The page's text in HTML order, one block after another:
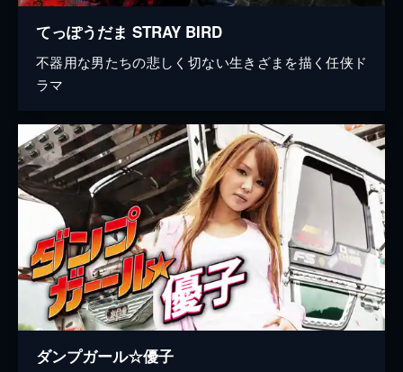
てっぽうだま STRAY BIRD
不器用な男たちの悲しく切ない生きざまを描く任侠ド
ラマ
ダンプガール☆優子